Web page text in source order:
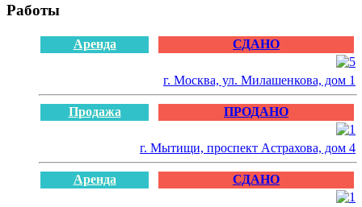
Работы
Аренда СДАНО
г. Москва, ул. Милашенкова, дом 1
Продажа ПРОДАНО
г. Мытищи, проспект Астрахова, дом 4
Аренда СДАНО